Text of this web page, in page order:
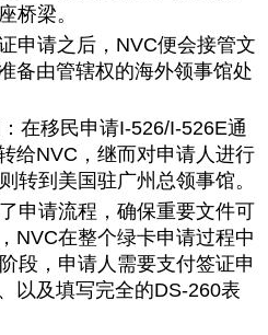
桥梁。
申请之后，NVC便会接管文
备由管辖权的海外领事馆处
在移民申请I-526/I-526E通
给NVC，继而对申请人进行
转到美国驻广州总领事馆。
申请流程，确保重要文件可
NVC在整个绿卡申请过程中
段，申请人需要支付签证申
以及填写完全的DS-260表